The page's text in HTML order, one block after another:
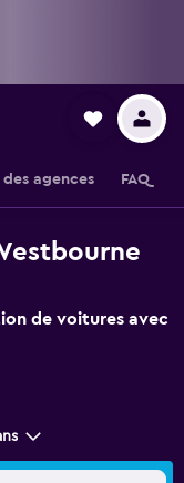
agences FAQ
de voitures avec